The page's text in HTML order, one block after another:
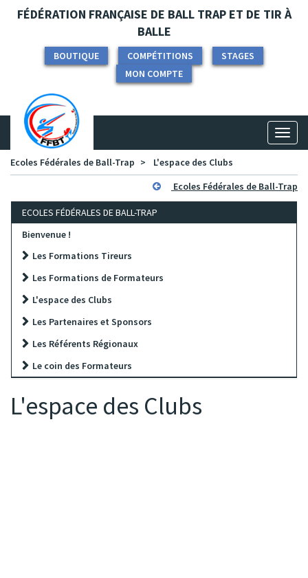
Panneau de gestion des cookies
FÉDÉRATION FRANÇAISE DE BALL TRAP ET DE TIR À
BALLE
BOUTIQUE COMPÉTITIONS
STAGES
MON COMPTE
Ecoles Fédérales de Ball-Trap
L'espace des Clubs
Ecoles Fédérales de Ball-Trap
ECOLES FÉDÉRALES DE BALL-TRAP
Bienvenue !
Les Formations Tireurs
Les Formations de Formateurs
L'espace des Clubs
Les Partenaires et Sponsors
Les Référents Régionaux
Le coin des Formateurs
L'espace des Clubs